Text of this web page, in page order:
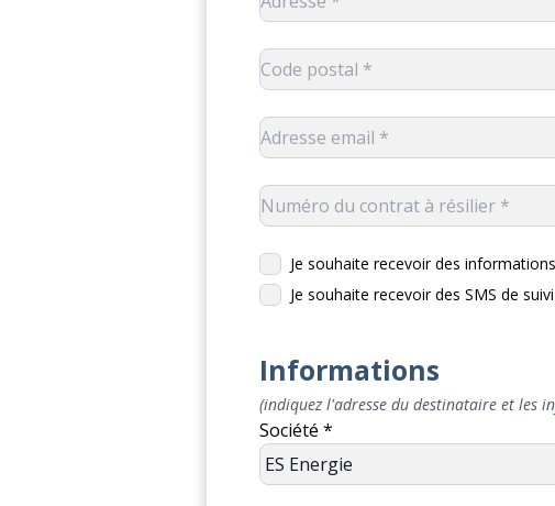
Je souhaite recevoir des
Je souhaite recevoir des SMS de
Informations
(indiquez l'adresse du destinataire et les
Société *